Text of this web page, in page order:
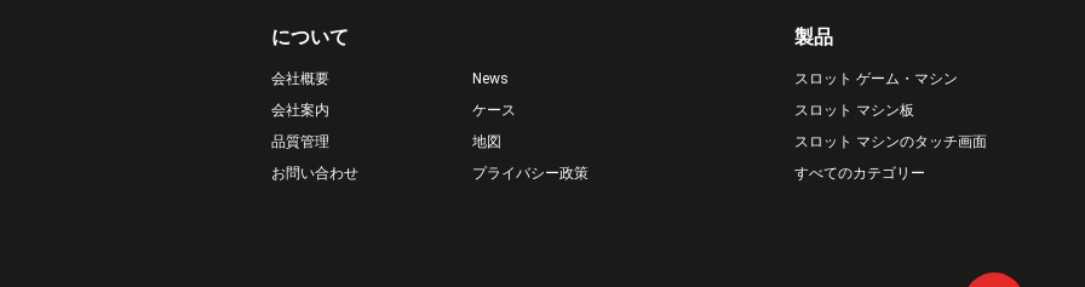
について
会社概要
会社案内
品質管理
お問い合わせ
News
ケース
地図
プライバシー政策
製品
スロット ゲーム・マシン
スロット マシン板
スロット マシンのタッチ画面
すべてのカテゴリー